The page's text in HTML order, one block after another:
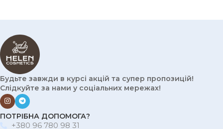
Будьте завжди в курсі акцій та супер пропозицій!
Слідкуйте за нами у соціальних мережах!
ПОТРІБНА ДОПОМОГА?
+380 96 780 98 31